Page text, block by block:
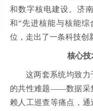
和数字核电建设。济
和“先进核能与核能
位，走出了一条科技创
核心技
这两套系统均致
的共性难题——数据采
赖人工巡查等痛点，